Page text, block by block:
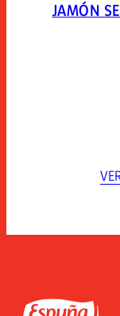
JAMÓN
Espuña